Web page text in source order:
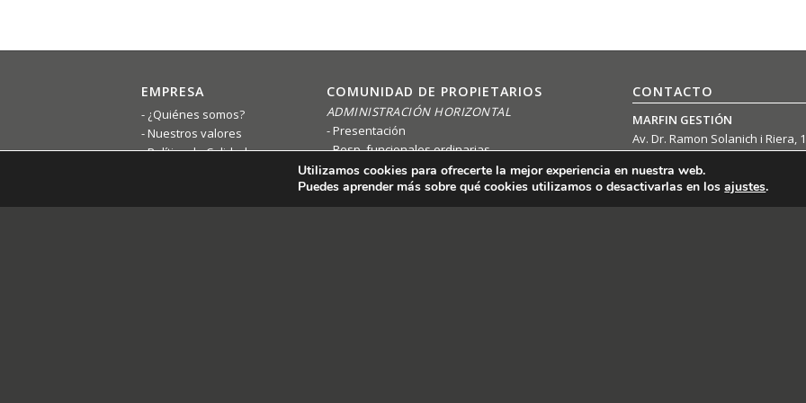
EMPRESA
¿Quiénes somos?
Nuestros valores
Política de Calidad
COMUNIDAD DE PROPIETARIOS
ADMINISTRACIÓN HORIZONTAL
Presentación
Resp. funcionales ordinarias
Resp. funcionales programadas
ALQUILER DE INMUEBLES
CONTACTO
MARFIN GESTIÓN
Av. Dr. Ramon Solanich i Riera,
08906 L’Hospitalet
TEL: 93 438 31 50
Utilizamos cookies para ofrecerte la mejor experiencia en nuestra web.
Puedes aprender más sobre qué cookies utilizamos o desactivarlas en losajustes.